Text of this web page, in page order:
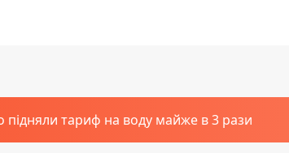
підняли тариф на воду майже в 3 рази